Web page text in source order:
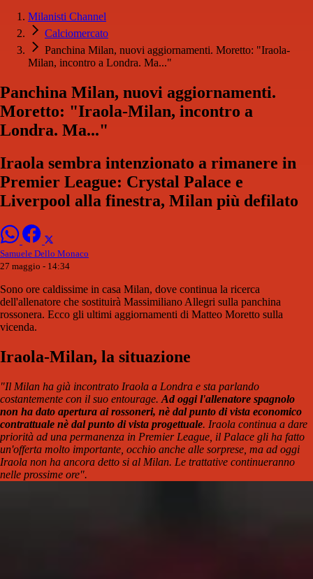
Milanisti Channel
Calciomercato
Panchina Milan, nuovi aggiornamenti. Moretto: "Iraola-
Milan, incontro a Londra. Ma..."
Panchina Milan, nuovi aggiornamenti.
Moretto: "Iraola-Milan, incontro a
Londra. Ma..."
Iraola sembra intenzionato a rimanere in
Premier League: Crystal Palace e
Liverpool alla finestra, Milan più defilato
Samuele Dello Monaco
27 maggio - 14:34
Sono ore caldissime in casa Milan, dove continua la ricerca
dell'allenatore che sostituirà Massimiliano Allegri sulla panchina
rossonera. Ecco gli ultimi aggiornamenti di Matteo Moretto sulla
vicenda.
Iraola-Milan, la situazione
"Il Milan ha già incontrato Iraola a Londra e sta parlando
costantemente con il suo entourage. Ad oggi l'allenatore spagnolo
non ha dato apertura ai rossoneri, nè dal punto di vista economico
contrattuale nè dal punto di vista progettuale. Iraola continua a dare
priorità ad una permanenza in Premier League, il Palace gli ha fatto
un'offerta molto importante, occhio anche alle sorprese, ma ad oggi
Iraola non ha ancora detto si al Milan. Le trattative continueranno
nelle prossime ore".